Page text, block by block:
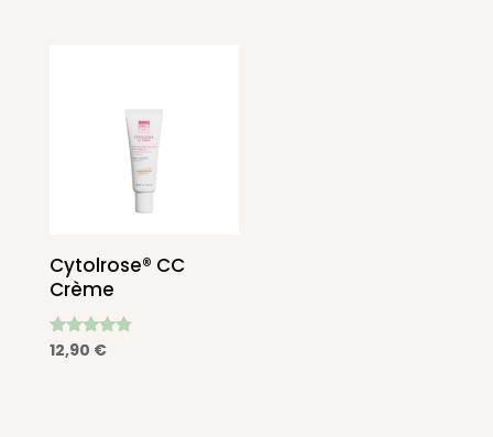
Cytolrose® CC
Crème
Note
4.64
12,90 €